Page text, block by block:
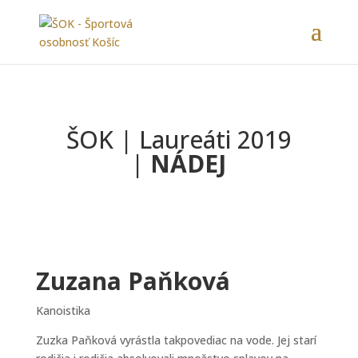
ŠOK | Laureáti 2019
| NÁDEJ
Zuzana Paňková
Kanoistika
Zuzka Paňková vyrástla takpovediac na vode. Jej starí